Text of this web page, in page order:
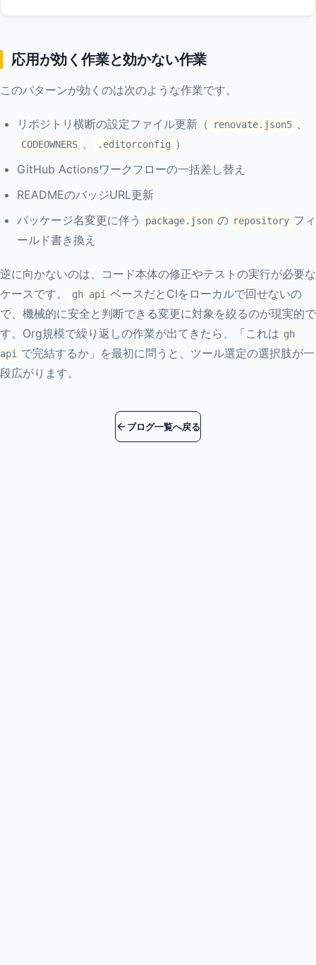
応用が効く作業と効かない作業
このパターンが効くのは次のような作業です。
リポジトリ横断の設定ファイル更新（ renovate.json5 、
CODEOWNERS 、 .editorconfig ）
GitHub Actionsワークフローの一括差し替え
READMEのバッジURL更新
パッケージ名変更に伴う
package.json の repository フィ
ールド書き換え
逆に向かないのは、コード本体の修正やテストの実行が必要な
ケースです。
gh api ベースだとCIをローカルで回せないの
で、機械的に安全と判断できる変更に対象を絞るのが現実的で
す。Org規模で繰り返しの作業が出てきたら、「これは gh
api
で完結するか」を最初に問うと、ツール選定の選択肢が一
段広がります。
ブログ一覧へ戻る